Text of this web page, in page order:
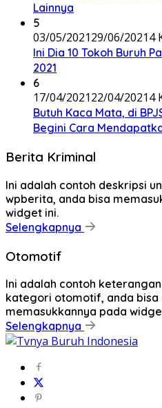
Lainnya
5
03/05/202129/06/20214
Ini Dia 10 Tokoh Buruh
2021
6
17/04/202122/04/20214
Butuh Kaca Mata, di
Begini Cara
Berita Kriminal
Ini adalah contoh deskripsi
wpberita, anda bisa
widget ini.
Selengkapnya
Otomotif
Ini adalah contoh
kategori otomotif, anda bisa
memasukkannya pada
Selengkapnya